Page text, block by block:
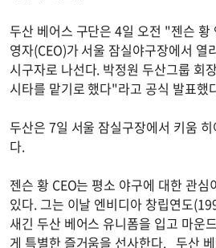
두산 베어스 구단은 4일 오전 "젠슨 황
영자(CEO)가 서울 잠실야구장에서 열
시구자로 나선다. 박정원 두산그룹 회
시타를 맡기로 했다"라고 공식 발표했
두산은 7일 서울 잠실구장에서 키움
다.
젠슨 황 CEO는 평소 야구에 대한 관심
있다. 그는 이날 엔비디아 창립연도
새긴 두산 베어스 유니폼을 입고 마운
게 특별한 즐거움을 선사한다. 두산